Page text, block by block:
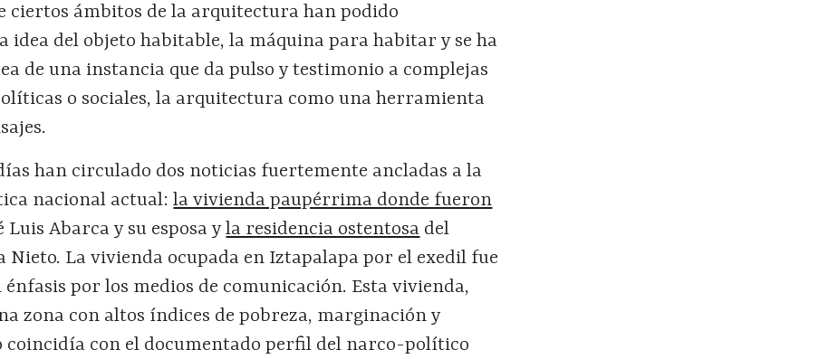
ciertos ámbitos de la arquitectura han podido
del objeto habitable, la máquina para habitar y se ha
de una instancia que da pulso y testimonio a complejas
o sociales, la arquitectura como una herramienta
han circulado dos noticias fuertemente ancladas a la
nacional actual:la vivienda paupérrima donde fueron
Luis Abarca y su esposa yla residencia ostentosa del
Nieto. La vivienda ocupada en Iztapalapa por el exedil fue
por los medios de comunicación. Esta vivienda,
zona con altos índices de pobreza, marginación y
coincidía con el documentado perfil del narco-político